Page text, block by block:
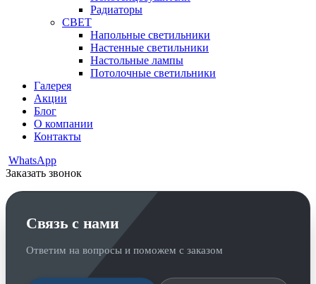
Радиаторы
СВЕТ
Напольные светильники
Настенные светильники
Настольные лампы
Потолочные светильники
Галерея
Акции
Блог
О компании
Контакты
WhatsApp
Заказать звонок
Связь с нами
Ответим на вопросы и поможем с заказом